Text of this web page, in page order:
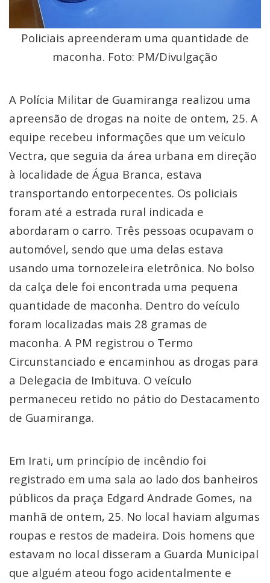
Policiais apreenderam uma quantidade de
maconha. Foto: PM/Divulgação
A Polícia Militar de Guamiranga realizou uma
apreensão de drogas na noite de ontem, 25. A
equipe recebeu informações que um veículo
Vectra, que seguia da área urbana em direção
à localidade de Água Branca, estava
transportando entorpecentes. Os policiais
foram até a estrada rural indicada e
abordaram o carro. Três pessoas ocupavam o
automóvel, sendo que uma delas estava
usando uma tornozeleira eletrônica. No bolso
da calça dele foi encontrada uma pequena
quantidade de maconha. Dentro do veículo
foram localizadas mais 28 gramas de
maconha. A PM registrou o Termo
Circunstanciado e encaminhou as drogas para
a Delegacia de Imbituva. O veículo
permaneceu retido no pátio do Destacamento
de Guamiranga.
Em Irati, um princípio de incêndio foi
registrado em uma sala ao lado dos banheiros
públicos da praça Edgard Andrade Gomes, na
manhã de ontem, 25. No local haviam algumas
roupas e restos de madeira. Dois homens que
estavam no local disseram a Guarda Municipal
que alguém ateou fogo acidentalmente e